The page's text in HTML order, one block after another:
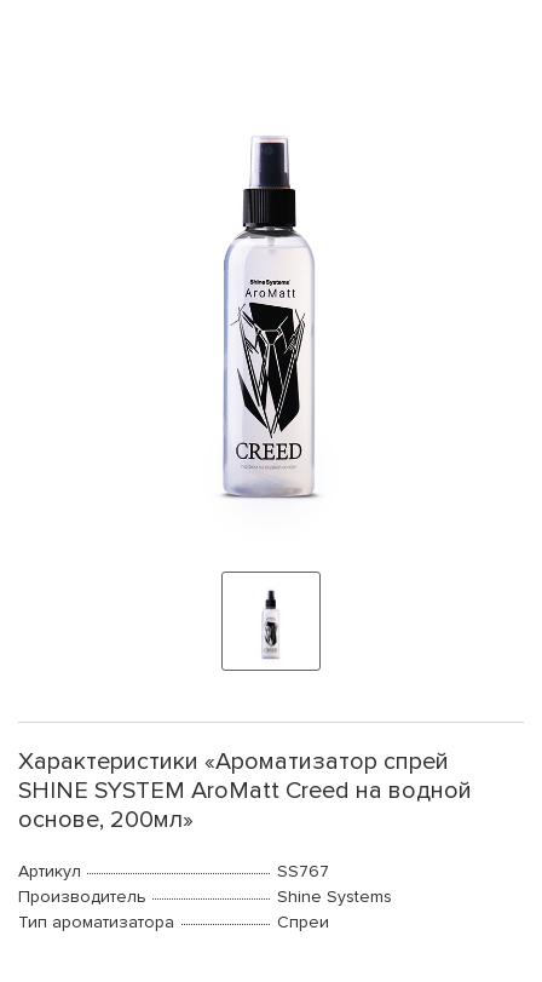
Характеристики «Ароматизатор спрей
SHINE SYSTEM AroMatt Creed на водной
основе, 200мл»
Артикул
SS767
Производитель
Shine Systems
Тип ароматизатора
Спреи